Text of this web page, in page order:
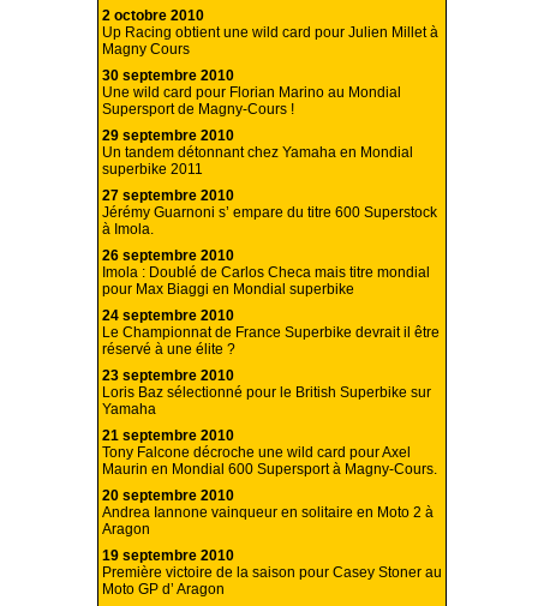
2 octobre 2010
Up Racing obtient une wild card pour Julien Millet à
Magny Cours
30 septembre 2010
Une wild card pour Florian Marino au Mondial
Supersport de Magny-Cours !
29 septembre 2010
Un tandem détonnant chez Yamaha en Mondial
superbike 2011
27 septembre 2010
Jérémy Guarnoni s’ empare du titre 600 Superstock
à Imola.
26 septembre 2010
Imola : Doublé de Carlos Checa mais titre mondial
pour Max Biaggi en Mondial superbike
24 septembre 2010
Le Championnat de France Superbike devrait il être
réservé à une élite ?
23 septembre 2010
Loris Baz sélectionné pour le British Superbike sur
Yamaha
21 septembre 2010
Tony Falcone décroche une wild card pour Axel
Maurin en Mondial 600 Supersport à Magny-Cours.
20 septembre 2010
Andrea Iannone vainqueur en solitaire en Moto 2 à
Aragon
19 septembre 2010
Première victoire de la saison pour Casey Stoner au
Moto GP d’ Aragon